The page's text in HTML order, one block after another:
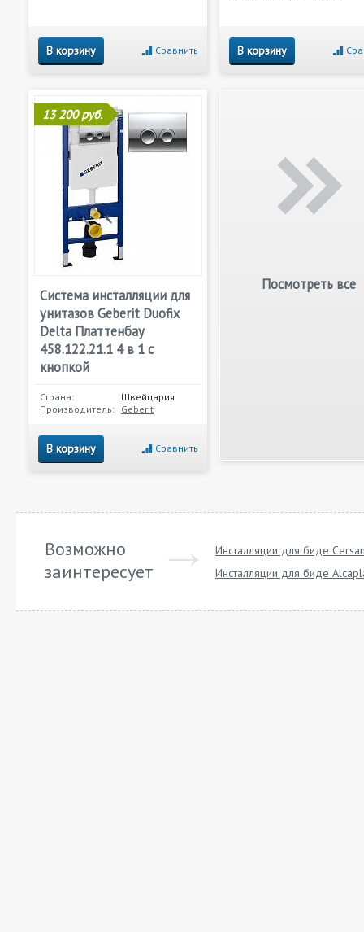
В корзину Сравнить В корзину
13 200 руб.
Система инсталляции для
унитазов Geberit Duofix
Delta Платтенбау
458.122.21.1 4 в 1 с
кнопкой
Страна:
Швейцария
Производитель: Geberit
В корзину Сравнить
Посмотреть все
Возможно
заинтересует
Инсталляции для биде
Инсталляции для биде